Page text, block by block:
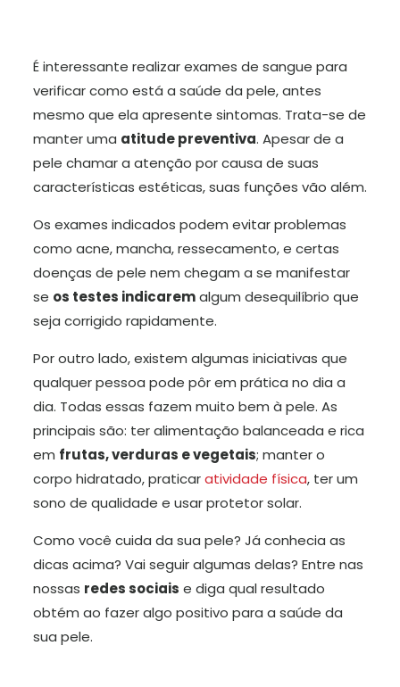
É interessante realizar exames de sangue para
verificar como está a saúde da pele, antes
mesmo que ela apresente sintomas. Trata-se de
manter uma atitude preventiva. Apesar de a
pele chamar a atenção por causa de suas
características estéticas, suas funções vão além.
Os exames indicados podem evitar problemas
como acne, mancha, ressecamento, e certas
doenças de pele nem chegam a se manifestar
se os testes indicaremalgum desequilíbrio que
seja corrigido rapidamente.
Por outro lado, existem algumas iniciativas que
qualquer pessoa pode pôr em prática no dia a
dia. Todas essas fazem muito bem à pele. As
principais são: ter alimentação balanceada e rica
em frutas, verduras e vegetais; manter o
corpo hidratado, praticaratividade física, ter um
sono de qualidade e usar protetor solar.
Como você cuida da sua pele? Já conhecia as
dicas acima? Vai seguir algumas delas? Entre nas
nossas redes sociais e diga qual resultado
obtém ao fazer algo positivo para a saúde da
sua pele.